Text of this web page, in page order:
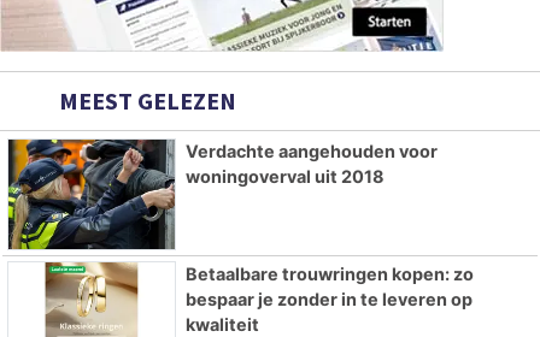
MEEST GELEZEN
Verdachte aangehouden voor
woningoverval uit 2018
Betaalbare trouwringen kopen: zo
bespaar je zonder in te leveren op
kwaliteit